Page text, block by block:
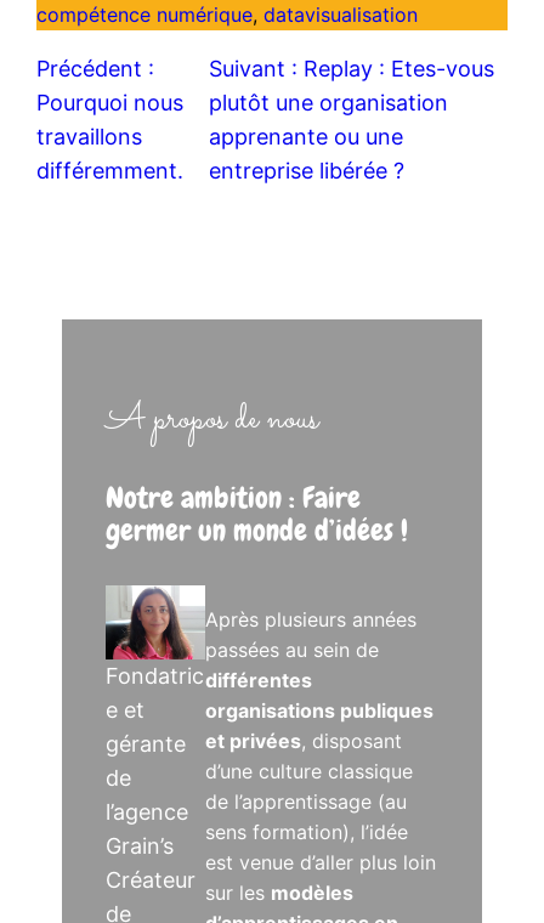
compétence numérique, datavisualisation
Précédent :
Pourquoi nous
travaillons
différemment.
Suivant : Replay : Etes-vous
plutôt une organisation
apprenante ou une
entreprise libérée ?
A propos de nous
Notre ambition : Faire
germer un monde d’idées !
Fondatric
e et
gérante
de
l’agence
Grain’s
Créateur
de
Après plusieurs années
passées au sein de
différentes
organisations publiques
et privées, disposant
d’une culture classique
de l’apprentissage (au
sens formation), l’idée
est venue d’aller plus loin
sur les modèles